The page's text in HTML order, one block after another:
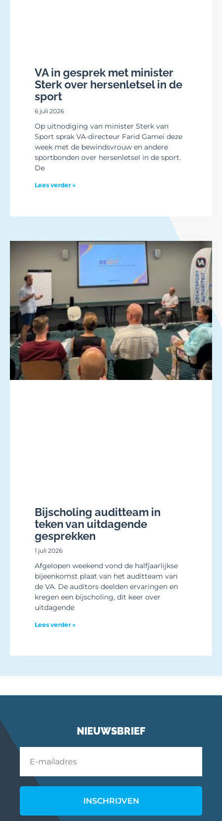
VA in gesprek met minister
Sterk over hersenletsel in de
sport
6 juli 2026
Op uitnodiging van minister Sterk van
Sport sprak VA-directeur Farid Gamei deze
week met de bewindsvrouw en andere
sportbonden over hersenletsel in de sport.
De
Lees verder »
Bijscholing auditteam in
teken van uitdagende
gesprekken
1 juli 2026
Afgelopen weekend vond de halfjaarlijkse
bijeenkomst plaat van het auditteam van
de VA. De auditors deelden ervaringen en
kregen een bijscholing, dit keer over
uitdagende
Lees verder »
NIEUWSBRIEF
INSCHRIJVEN